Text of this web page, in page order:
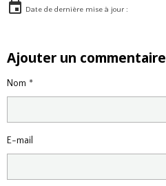
Date de dernière mise à jour :
Ajouter un commentaire
Nom
E-mail